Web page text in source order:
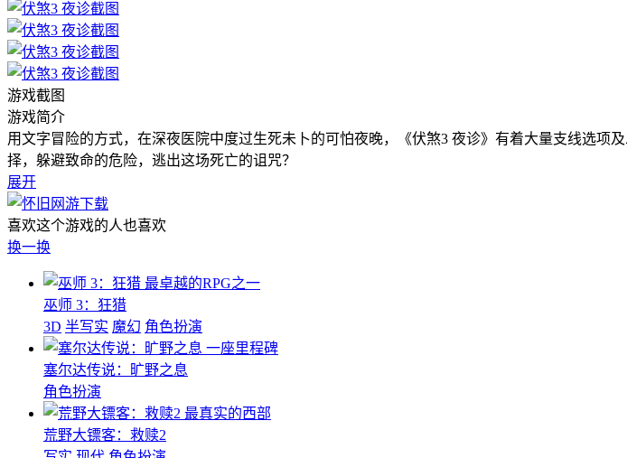
游戏截图
游戏简介
用文字冒险的方式，在深夜医院中度过生死未卜的可怕夜晚，《伏煞3 夜诊》有着大量支线选
择，躲避致命的危险，逃出这场死亡的诅咒？
展开
喜欢这个游戏的人也喜欢
换一换
最卓越的RPG之一
巫师 3：狂猎
3D 半写实 魔幻 角色扮演
一座里程碑
塞尔达传说：旷野之息
角色扮演
最真实的西部
荒野大镖客：救赎2